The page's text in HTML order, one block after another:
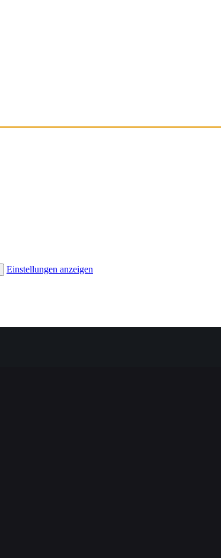
Einstellungen anzeigen